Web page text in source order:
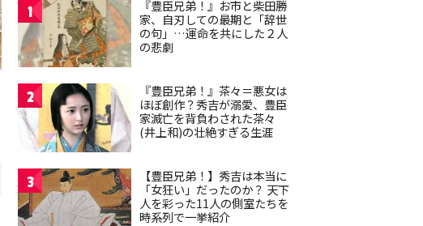
1
『豊臣兄弟！』お市と柴田勝
家、自刃しての最期と「辞世
の句」…運命を共にした２人
の悲劇
2
『豊臣兄弟！』茶々＝悪女は
ほぼ創作？秀吉が溺愛、豊臣
家滅亡を背負わされた茶々
(井上和)の壮絶すぎる生涯
3
【豊臣兄弟！】秀吉は本当に
「女狂い」だったのか？ 天下
人を彩った11人の側室たちを
時系列で一挙紹介